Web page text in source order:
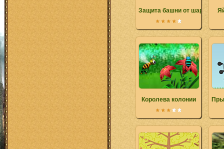
Защита башни от шариков 4
Королева колонии